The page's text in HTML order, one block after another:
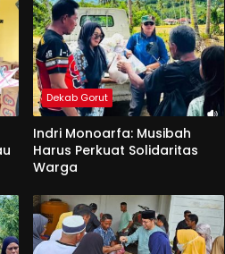
Dekab Gorut
Indri Monoarfa: Musibah
Harus Perkuat Solidaritas
Warga